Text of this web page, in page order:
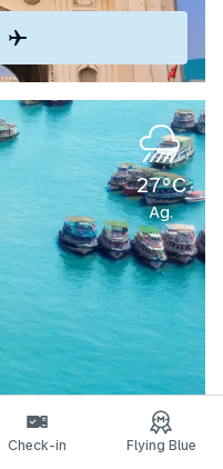
27°C
Ag.
Check-in Flying Blue